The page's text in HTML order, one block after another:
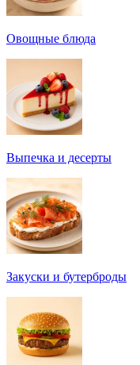
Овощные блюда
Выпечка и десерты
Закуски и бутерброды